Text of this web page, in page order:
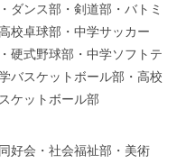
ダンス部・剣道部・バトミ
校卓球部・中学サッカー
硬式野球部・中学ソフトテ
バスケットボール部・高校
ケットボール部
好会・社会福祉部・美術